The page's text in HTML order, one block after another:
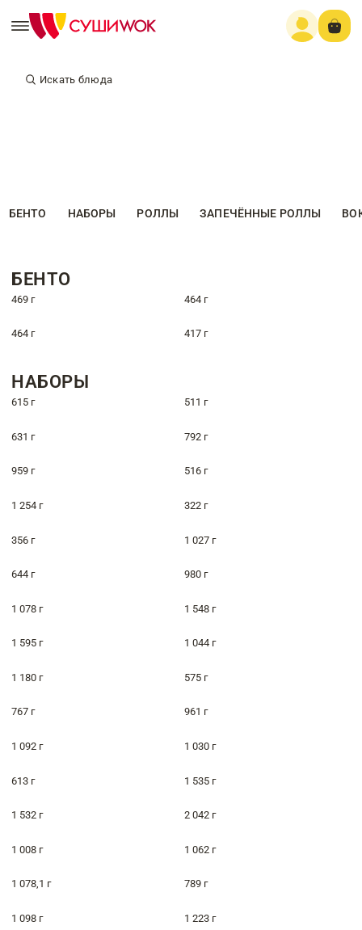
Искать блюда
БЕНТО НАБОРЫ РОЛЛЫ ЗАПЕЧЁННЫЕ РОЛЛЫ
БЕНТО
469 г 464 г
464 г 417 г
НАБОРЫ
615 г 511 г
631 г 792 г
959 г 516 г
1 254 г 322 г
356 г 1 027 г
644 г 980 г
1 078 г 1 548 г
1 595 г 1 044 г
1 180 г 575 г
767 г 961 г
1 092 г 1 030 г
613 г 1 535 г
1 532 г 2 042 г
1 008 г 1 062 г
1 078,1 г 789 г
1 098 г 1 223 г